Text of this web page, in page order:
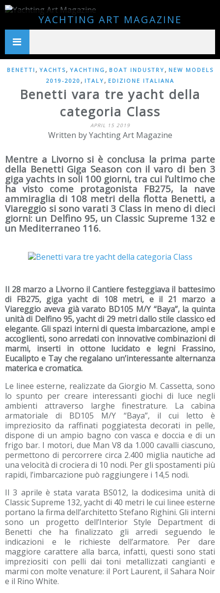
YACHTING ART MAGAZINE
BENETTI , YACHTS, YACHTING , BOAT INDUSTRY , NEW MODELS
2019-2020 , ITALY , EDIZIONE ITALIANA
Benetti vara tre yacht della
categoria Class
APRIL 15 2019
Written by Yachting Art Magazine
Mentre a Livorno si è conclusa la prima parte
della Benetti Giga Season con il varo di ben 3
giga yachts in soli 100 giorni, tra cui l’ultimo che
ha visto come protagonista FB275, la nave
ammiraglia di 108 metri della flotta Benetti, a
Viareggio si sono varati 3 Class in meno di dieci
giorni: un Delfino 95, un Classic Supreme 132 e
un Mediterraneo 116.
Il 28 marzo a Livorno il Cantiere festeggiava il battesimo
di FB275, giga yacht di 108 metri, e il 21 marzo a
Viareggio aveva già varato BD105 M/Y “Baya”, la quinta
unità di Delfino 95, yacht di 29 metri dallo stile classico ed
elegante. Gli spazi interni di questa imbarcazione, ampi e
accoglienti, sono arredati con innovative combinazioni di
marmi, inserti in ottone lucidato e legni Frassino,
Eucalipto e Tay che regalano un’interessante alternanza
materica e cromatica.
Le linee esterne, realizzate da Giorgio M. Cassetta, sono
lo spunto per creare interessanti giochi di luce negli
ambienti attraverso larghe finestrature. La cabina
armatoriale di BD105 M/Y “Baya”, il cui letto è
impreziosito da raffinati poggiatesta decorati in pelle,
dispone di un ampio bagno con vasca e doccia e di un
frigo bar. I motori, due Man V8 da 1.000 cavalli ciascuno,
permettono di percorrere circa 2.400 miglia nautiche ad
una velocità di crociera di 10 nodi. Per gli spostamenti più
rapidi, l’imbarcazione può raggiungere i 14,5 nodi.
Il 3 aprile è stata varata BS012, la dodicesima unità di
Classic Supreme 132, yacht di 40 metri le cui linee esterne
portano la firma dell’architetto Stefano Righini. Gli interni
sono un progetto dell’Interior Style Department di
Benetti che ha finalizzato gli arredi seguendo le
indicazioni e le richieste dell’armatore. Per dare
maggiore carattere alla barca, infatti, questi sono stati
impreziositi con pelli dai toni metallizzati cangianti e
marmi con molte venature: il Port Laurent, il Sahara Noir
e il Rino White.